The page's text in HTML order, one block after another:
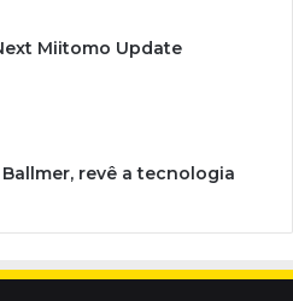
Miitomo Update
revê a tecnologia